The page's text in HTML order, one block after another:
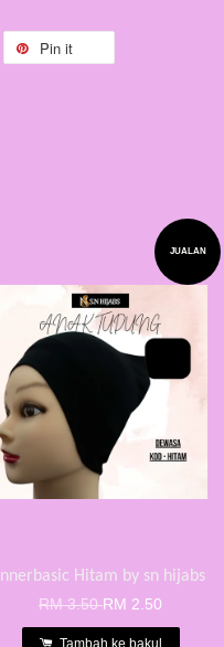
Pin it
JUALAN
Innerbasic Hitam by sn hijabs
RM 3.50RM 2.50
Tambah ke bakul